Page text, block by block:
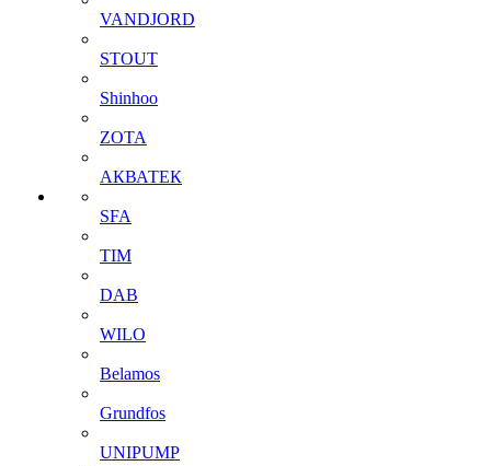
VANDJORD
STOUT
Shinhoo
ZOTA
АКВАТЕК
SFA
TIM
DAB
WILO
Belamos
Grundfos
UNIPUMP